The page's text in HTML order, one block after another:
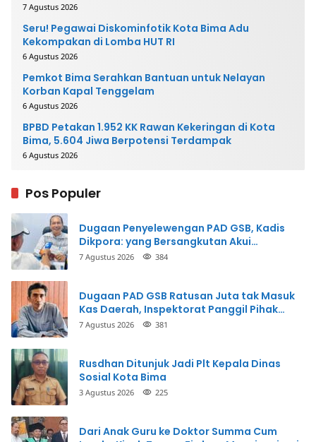
7 Agustus 2026
Seru! Pegawai Diskominfotik Kota Bima Adu
Kekompakan di Lomba HUT RI
6 Agustus 2026
Pemkot Bima Serahkan Bantuan untuk Nelayan
Korban Kapal Tenggelam
6 Agustus 2026
BPBD Petakan 1.952 KK Rawan Kekeringan di Kota
Bima, 5.604 Jiwa Berpotensi Terdampak
6 Agustus 2026
Pos Populer
Dugaan Penyelewengan PAD GSB, Kadis
Dikpora: yang Bersangkutan Akui
Perbuatannya dan Siap Mengembalikan
7 Agustus 2026 384
Dugaan PAD GSB Ratusan Juta tak Masuk
Kas Daerah, Inspektorat Panggil Pihak
Terkait
7 Agustus 2026 381
Rusdhan Ditunjuk Jadi Plt Kepala Dinas
Sosial Kota Bima
3 Agustus 2026 225
Dari Anak Guru ke Doktor Summa Cum